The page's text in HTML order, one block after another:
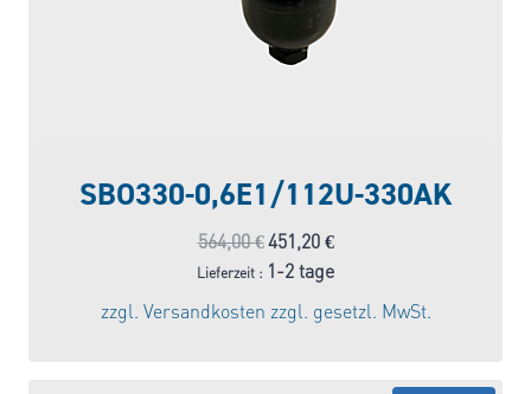
SBO330-0,6E1/112U-330AK
564,00€Ursprünglicher
Preis
war:
564,00 €
451,20 €Aktueller
Preis
Lieferzeit : 1-2 tage
zzgl. Versandkosten zzgl. gesetzl. MwSt.